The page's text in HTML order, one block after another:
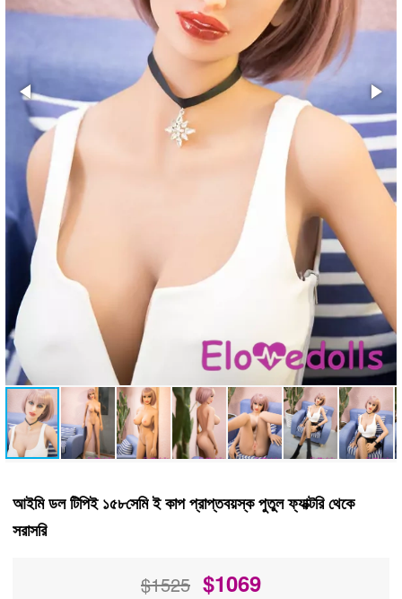
আইমি ডল টিপিই ১৫৮সেমি ই কাপ প্রাপ্তবয়স্ক পুতুল ফ্যাক্টরি থেকে
সরাসরি
$1525 $1069